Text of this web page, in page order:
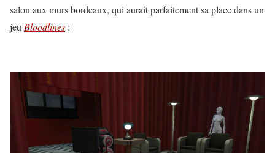
salon aux murs bordeaux, qui aurait parfaitement sa place dans un
jeu Bloodlines :